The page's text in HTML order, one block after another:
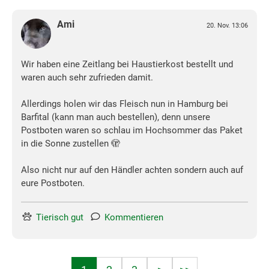
Ami 20. Nov. 13:06
Wir haben eine Zeitlang bei Haustierkost bestellt und
waren auch sehr zufrieden damit.
Allerdings holen wir das Fleisch nun in Hamburg bei
Barfital (kann man auch bestellen), denn unsere
Postboten waren so schlau im Hochsommer das Paket
in die Sonne zustellen 🫣
Also nicht nur auf den Händler achten sondern auch auf
eure Postboten.
Tierisch gut Kommentieren